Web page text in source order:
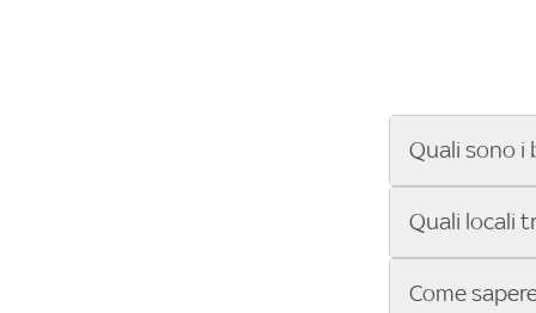
Quali sono i
Se cerchi un
ENILIVE, la
Sky Bar ti
Quali locali
Vuoi sapere
Come